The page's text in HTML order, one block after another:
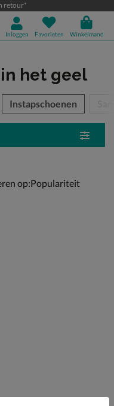
retour*
Inloggen Favorieten Winkelmand
in het geel
Instapschoenen
op: